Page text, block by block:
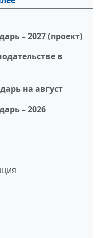
– 2027 (проект)
в
на август
– 2026